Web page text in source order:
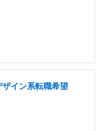
イン系転職希望